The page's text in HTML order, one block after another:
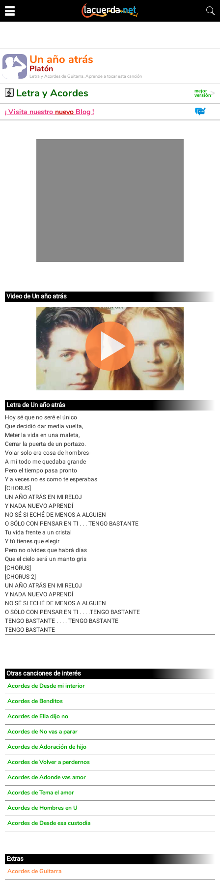
Un año atrás
Platón
Letra y Acordes de Guitarra. Aprende a tocar esta canción
Letra y Acordes
¡ Visita nuestro nuevo Blog !
Video de Un año atrás
Letra de Un año atrás
Hoy sé que no seré el único
Que decidió dar media vuelta,
Meter la vida en una maleta,
Cerrar la puerta de un portazo.
Volar solo era cosa de hombres-
A mí todo me quedaba grande
Pero el tiempo pasa pronto
Y a veces no es como te esperabas
[CHORUS]
UN AÑO ATRÁS EN MI RELOJ
Y NADA NUEVO APRENDÍ
NO SÉ SI ECHÉ DE MENOS A ALGUIEN
O SÓLO CON PENSAR EN TI . . . TENGO BASTANTE
Tu vida frente a un cristal
Y tú tienes que elegir
Pero no olvides que habrá días
Que el cielo será un manto gris
[CHORUS]
[CHORUS 2]
UN AÑO ATRÁS EN MI RELOJ
Y NADA NUEVO APRENDÍ
NO SÉ SI ECHÉ DE MENOS A ALGUIEN
O SÓLO CON PENSAR EN TI . . . .TENGO BASTANTE
TENGO BASTANTE . . . . TENGO BASTANTE
TENGO BASTANTE
Otras canciones de interés
Acordes de Desde mi interior
Acordes de Benditos
Acordes de Ella dijo no
Acordes de No vas a parar
Acordes de Adoración de hijo
Acordes de Volver a perdernos
Acordes de Adonde vas amor
Acordes de Tema el amor
Acordes de Hombres en U
Acordes de Desde esa custodia
Extras
Acordes de Guitarra